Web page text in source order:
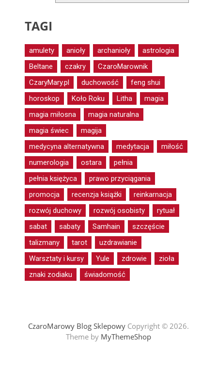
TAGI
amulety anioły archanioły
astrologia
Beltane
czakry
CzaroMarownik
CzaryMary.pl
duchowość
feng shui
horoskop
Koło Roku Litha
magia
magia miłosna
magia naturalna
magia świec
magija
medycyna alternatywna
medytacja
miłość
numerologia
ostara
pełnia
pełnia księżyca
prawo przyciągania
promocja
recenzja książki
reinkarnacja
rozwój duchowy
rozwój osobisty
rytuał
sabat
sabaty Samhain
szczęście
talizmany
tarot
uzdrawianie
Warsztaty i kursy
Yule zdrowie
zioła
znaki zodiaku
świadomość
CzaroMarowy Blog SklepowyCopyright © 2026.
Theme by MyThemeShop